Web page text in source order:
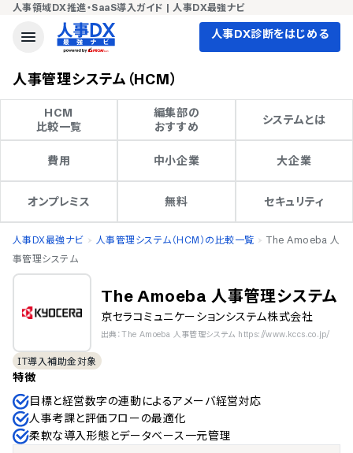
人事領域DX推進・SaaS導入ガイド | 人事DX最強ナビ
人事DX診断をはじめる
人事管理システム（HCM）
HCM
比較一覧
編集部の
おすすめ
システムとは
費用 中小企業 大企業
オンプレミス 無料 セキュリティ
人事DX最強ナビ 人事管理システム（HCM）の比較一覧
The Amoeba 人
事管理システム
The Amoeba 人事管理システム
京セラコミュニケーションシステム株式会社
出典：The Amoeba 人事管理システム https://www.kccs.co.jp/
IT導入補助金対象
特徴
目標と経営数字の連動によるアメーバ経営対応
人事考課と評価フローの最適化
柔軟な導入形態とデータベース一元管理